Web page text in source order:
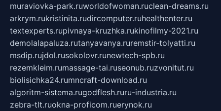
muraviovka-park.ruworldofwoman.ruclean-dreams.ru
arkrym.rukristinita.rudircomputer.ruhealthenter.ru
textexperts.rupivnaya-kruzhka.rukinofilmy-2021.ru
demolalapaluza.rutanyavanya.ruremstir-tolyatti.ru
msdip.rujdol.rusokolovr.runewtech-spb.ru
rezemkleim.rumassage-tai.ruseonub.ruzvonitut.ru
biolisichka24.rumncraft-download.ru
algoritm-sistema.rugodflesh.ruru-industria.ru
zebra-tlt.ruokna-proficom.ruerynok.ru